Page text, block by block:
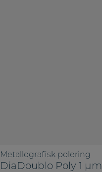
Metallografisk polering
DiaDoublo Poly 1 µm